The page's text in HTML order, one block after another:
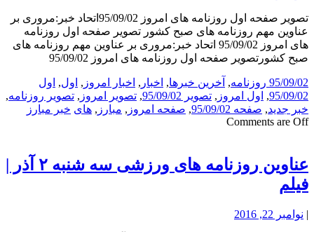
تصویر صفحه اول روزنامه های امروز 95/09/02اتحاد خبر:مروری بر
عناوین مهم روزنامه های صبح کشور تصویر صفحه اول روزنامه
های امروز 95/09/02 اتحاد خبر:مروری بر عناوین مهم روزنامه های
صبح کشورتصویر صفحه اول روزنامه های امروز 95/09/02
95/09/02 روزنامه , آخرین خبرها, اخبار , اخبار امروز , اول, اول
95/09/02
, اول امروز , تصویر 95/09/02 , تصویر امروز , تصویر روزنامه,
خبر جدید, صفحه 95/09/02 , صفحه امروز , مبارز , های خبر مبارز
Comments are Off
عناوین روزنامه های ورزشی سه شنبه ۲ آذر |
فیلم
| نوامبر 22, 2016